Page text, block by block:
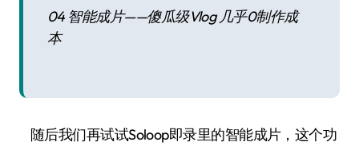
04 智能成片——傻瓜级Vlog 几乎0制作成
本
随后我们再试试Soloop即录里的智能成片，这个功